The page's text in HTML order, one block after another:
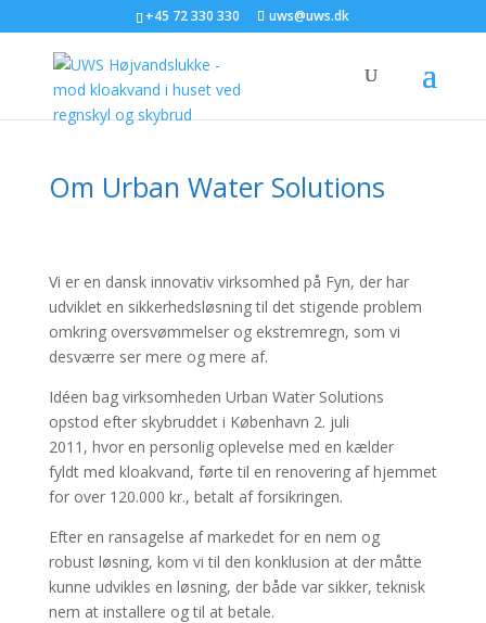
+45 72 330 330 uws@uws.dk
Om Urban Water Solutions
Vi er en dansk innovativ virksomhed på Fyn, der har
udviklet en sikkerhedsløsning til det stigende problem
omkring oversvømmelser og ekstremregn, som vi
desværre ser mere og mere af.
Idéen bag virksomheden Urban Water Solutions
opstod efter skybruddet i København 2. juli
2011, hvor en personlig oplevelse med en kælder
fyldt med kloakvand, førte til en renovering af hjemmet
for over 120.000 kr., betalt af forsikringen.
Efter en ransagelse af markedet for en nem og
robust løsning, kom vi til den konklusion at der måtte
kunne udvikles en løsning, der både var sikker, teknisk
nem at installere og til at betale.